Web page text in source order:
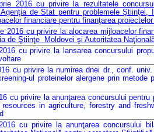
2016 cu privire la rezultatele
de Stat pentru problemele Ştiinţei,
financiare pentru finanţarea
2016 cu privire la alocarea mijloacelor
de Ştiinţe Moldovei şi Autoritatea
cu privire la lansarea concursului
cu privire la numirea dnei dr., conf.
ul proteinelor alergene prin
cu privire la anunţarea concursului
in agriculture, forestry and
cu privire la anunţarea concursului